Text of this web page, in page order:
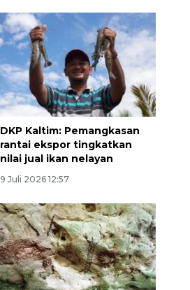
DKP Kaltim: Pemangkasan
rantai ekspor tingkatkan
nilai jual ikan nelayan
9 Juli 2026 12:57